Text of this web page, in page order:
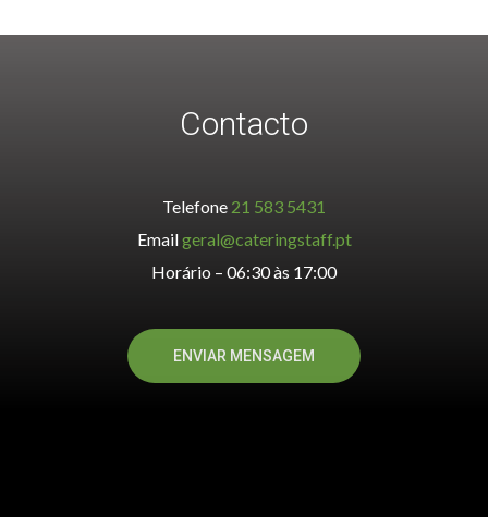
Contacto
Telefone 21 583 5431
Emailgeral@cateringstaff.pt
Horário – 06:30 às 17:00
ENVIAR MENSAGEM